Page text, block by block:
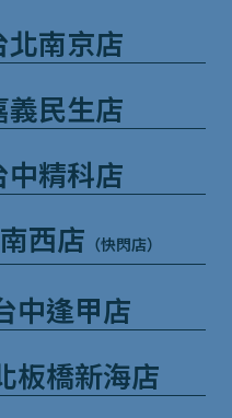
北南京店
義民生店
中精科店
西店 （快閃店）
中逢甲店
板橋新海店